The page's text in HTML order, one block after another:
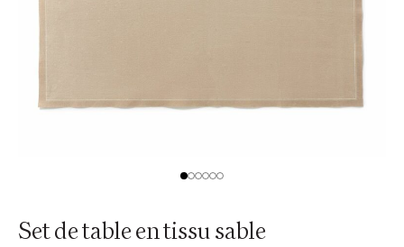
Set de table en tissu sable